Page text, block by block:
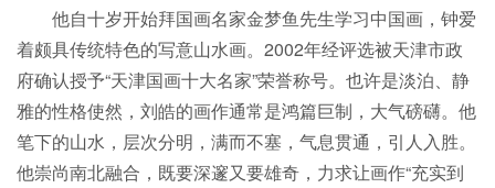
他自十岁开始拜国画名家金梦鱼先生学习中国画，钟爱
着颇具传统特色的写意山水画。2002年经评选被天津市政
府确认授予“天津国画十大名家”荣誉称号。也许是淡泊、静
雅的性格使然，刘皓的画作通常是鸿篇巨制，大气磅礴。他
笔下的山水，层次分明，满而不塞，气息贯通，引人入胜。
他崇尚南北融合，既要深邃又要雄奇，力求让画作“充实到